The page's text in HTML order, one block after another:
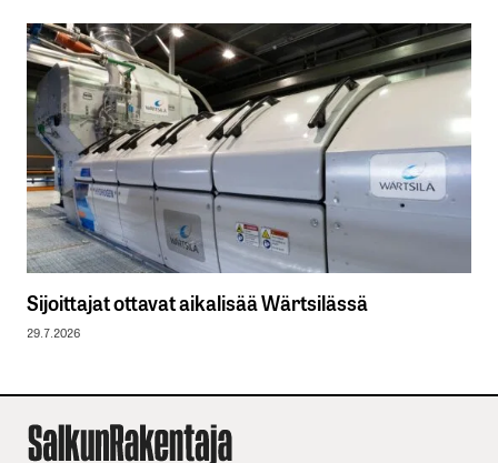
Sijoittajat ottavat aikalisää Wärtsilässä
29.7.2026